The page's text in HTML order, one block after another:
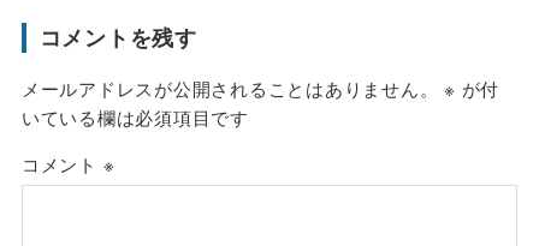
コメントを残す
メールアドレスが公開されることはありません。 ※ が付
いている欄は必須項目です
コメント ※